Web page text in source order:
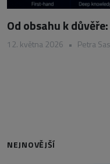
Od obsahu k
12. května 2026 • Petra
NEJNOVĚJŠÍ